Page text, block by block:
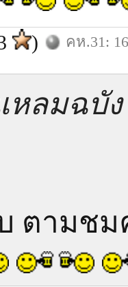
) คห.31:
หลมฉบัง
ตามช